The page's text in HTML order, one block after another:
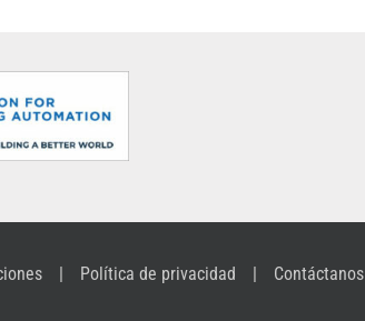
Política de privacidad Contáctanos